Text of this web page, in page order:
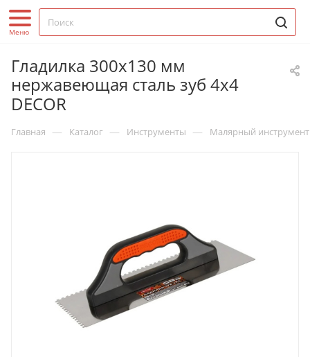
Гладилка 300х130 мм
нержавеющая сталь зуб 4х4
DECOR
Главная — Каталог — Инструменты — Малярный инструмент